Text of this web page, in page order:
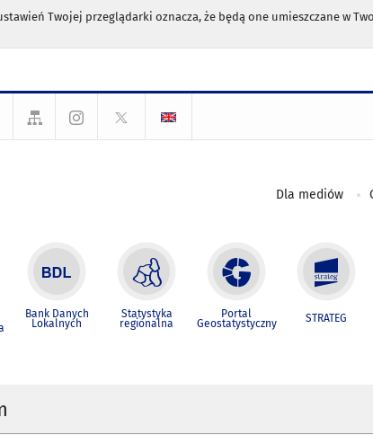
Twojej przeglądarki oznacza, że będą one umieszczane w
Dla mediów
Bank Danych
Lokalnych
Statystyka
regionalna
Portal
Geostatystyczny STRATEG